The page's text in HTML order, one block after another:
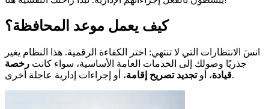
كيف يعمل موعد المحافظة؟
انسَ الانتظارات التي لا تنتهي: اختر الكفاءة الرقمية. هذا النظام يغير
جذريًا وصولك إلى الخدمات العامة الأساسية، سواء كانت رخصة
قيادة، أوتجديد تصريح إقامة ، أو إجراءات إدارية عاجلة أخرى.